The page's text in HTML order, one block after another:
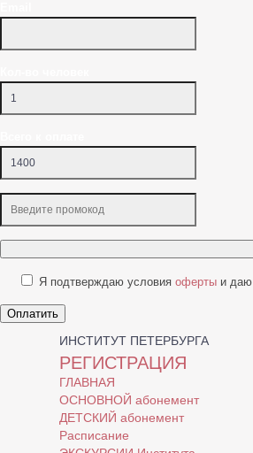
Я подтверждаю условия оферты и даю
Оплатить
ИНСТИТУТ ПЕТЕРБУРГА
РЕГИСТРАЦИЯ
ГЛАВНАЯ
ОСНОВНОЙ абонемент
ДЕТСКИЙ абонемент
Расписание